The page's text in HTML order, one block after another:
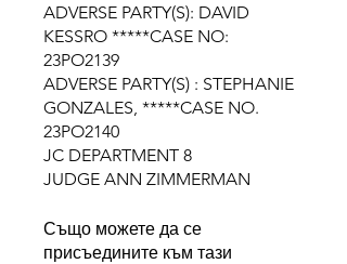
ADVERSE PARTY(S): DAVID
KESSRO *****CASE NO:
23PO2139
ADVERSE PARTY(S) : STEPHANIE
GONZALES, *****CASE NO.
23PO2140
JC DEPARTMENT 8
Също можете да се
присъедините към тази